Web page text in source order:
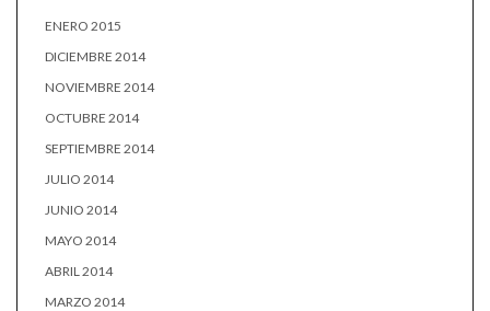
ENERO 2015
DICIEMBRE 2014
NOVIEMBRE 2014
OCTUBRE 2014
SEPTIEMBRE 2014
JULIO 2014
JUNIO 2014
MAYO 2014
ABRIL 2014
MARZO 2014